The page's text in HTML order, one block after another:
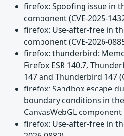
firefox: Spoofing issue in
component (CVE-2025-
firefox: Use-after-free in
component (CVE-2026-
firefox: thunderbird:
Firefox ESR 140.7,
147 and Thunderbird 147
firefox: Sandbox escape
boundary conditions in
CanvasWebGL component
firefox: Use-after-free in